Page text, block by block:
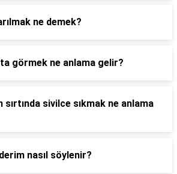
ne demek?
görmek ne anlama gelir?
sırtında sivilce sıkmak ne anlama
nasıl söylenir?